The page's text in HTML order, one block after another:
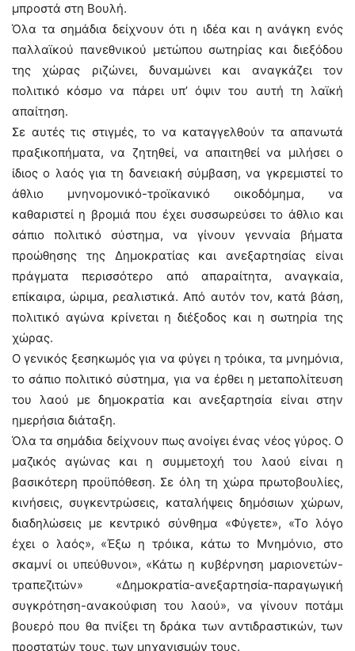
μπροστά στη Βουλή.
Όλα τα σημάδια δείχνουν ότι η ιδέα και η ανάγκη ενός
παλλαϊκού πανεθνικού μετώπου σωτηρίας και διεξόδου
της χώρας ριζώνει, δυναμώνει και αναγκάζει τον
πολιτικό κόσμο να πάρει υπ’ όψιν του αυτή τη λαϊκή
απαίτηση.
Σε αυτές τις στιγμές, το να καταγγελθούν τα απανωτά
πραξικοπήματα, να ζητηθεί, να απαιτηθεί να μιλήσει ο
ίδιος ο λαός για τη δανειακή σύμβαση, να γκρεμιστεί το
άθλιο μνηνομονικό-τροϊκανικό οικοδόμημα, να
καθαριστεί η βρομιά που έχει συσσωρεύσει το άθλιο και
σάπιο πολιτικό σύστημα, να γίνουν γενναία βήματα
προώθησης της Δημοκρατίας και ανεξαρτησίας είναι
πράγματα περισσότερο από απαραίτητα, αναγκαία,
επίκαιρα, ώριμα, ρεαλιστικά. Από αυτόν τον, κατά βάση,
πολιτικό αγώνα κρίνεται η διέξοδος και η σωτηρία της
χώρας.
Ο γενικός ξεσηκωμός για να φύγει η τρόικα, τα μνημόνια,
το σάπιο πολιτικό σύστημα, για να έρθει η μεταπολίτευση
του λαού με δημοκρατία και ανεξαρτησία είναι στην
ημερήσια διάταξη.
Όλα τα σημάδια δείχνουν πως ανοίγει ένας νέος γύρος. Ο
μαζικός αγώνας και η συμμετοχή του λαού είναι η
βασικότερη προϋπόθεση. Σε όλη τη χώρα πρωτοβουλίες,
κινήσεις, συγκεντρώσεις, καταλήψεις δημόσιων χώρων,
διαδηλώσεις με κεντρικό σύνθημα «Φύγετε», «Το λόγο
έχει ο λαός», «Έξω η τρόικα, κάτω το Μνημόνιο, στο
σκαμνί οι υπεύθυνοι», «Κάτω η κυβέρνηση μαριονετών-
τραπεζιτών» «Δημοκρατία-ανεξαρτησία-παραγωγική
συγκρότηση-ανακούφιση του λαού», να γίνουν ποτάμι
βουερό που θα πνίξει τη δράκα των αντιδραστικών, των
προστατών τους, των μηχανισμών τους.